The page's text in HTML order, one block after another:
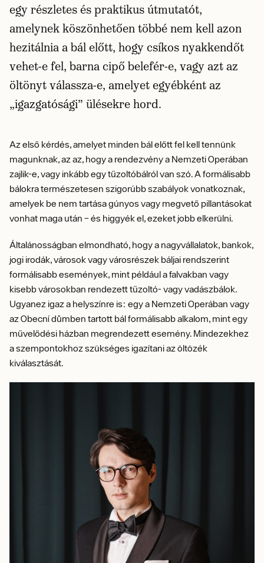
egy részletes és praktikus útmutatót,
amelynek köszönhetően többé nem kell azon
hezitálnia a bál előtt, hogy csíkos nyakkendőt
vehet-e fel, barna cipő belefér-e, vagy azt az
öltönyt válassza-e, amelyet egyébként az
„igazgatósági” ülésekre hord.
Az első kérdés, amelyet minden bál előtt fel kell tennünk
magunknak, az az, hogy a rendezvény a Nemzeti Operában
zajlik-e, vagy inkább egy tűzoltóbálról van szó. A formálisabb
bálokra természetesen szigorúbb szabályok vonatkoznak,
amelyek be nem tartása gúnyos vagy megvető pillantásokat
vonhat maga után – és higgyék el, ezeket jobb elkerülni.
Általánosságban elmondható, hogy a nagyvállalatok, bankok,
jogi irodák, városok vagy városrészek báljai rendszerint
formálisabb események, mint például a falvakban vagy
kisebb városokban rendezett tűzoltó- vagy vadászbálok.
Ugyanez igaz a helyszínre is: egy a Nemzeti Operában vagy
az Obecní důmben tartott bál formálisabb alkalom, mint egy
művelődési házban megrendezett esemény. Mindezekhez
a szempontokhoz szükséges igazítani az öltözék
kiválasztását.